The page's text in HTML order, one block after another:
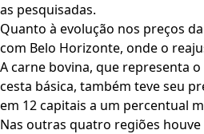
as pesquisadas.
Quanto à evolução nos preços
com Belo Horizonte, onde o
A carne bovina, que representa
cesta básica, também teve seu
em 12 capitais a um percentual
Nas outras quatro regiões